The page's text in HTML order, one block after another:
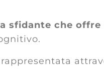
sfidante che